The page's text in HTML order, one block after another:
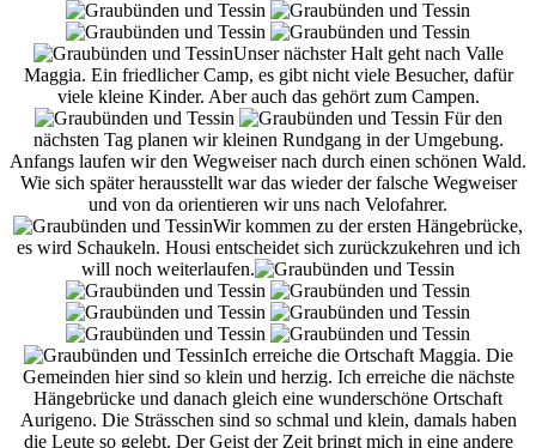
Unser nächster Halt geht nach Valle
Maggia. Ein friedlicher Camp, es gibt nicht viele Besucher, dafür
viele kleine Kinder. Aber auch das gehört zum Campen.
Für den
nächsten Tag planen wir kleinen Rundgang in der Umgebung.
Anfangs laufen wir den Wegweiser nach durch einen schönen Wald.
Wie sich später herausstellt war das wieder der falsche Wegweiser
und von da orientieren wir uns nach Velofahrer.
Wir kommen zu der ersten Hängebrücke,
es wird Schaukeln. Housi entscheidet sich zurückzukehren und ich
will noch weiterlaufen.
Ich erreiche die Ortschaft Maggia. Die
Gemeinden hier sind so klein und herzig. Ich erreiche die nächste
Hängebrücke und danach gleich eine wunderschöne Ortschaft
Aurigeno. Die Strässchen sind so schmal und klein, damals haben
die Leute so gelebt. Der Geist der Zeit bringt mich in eine andere